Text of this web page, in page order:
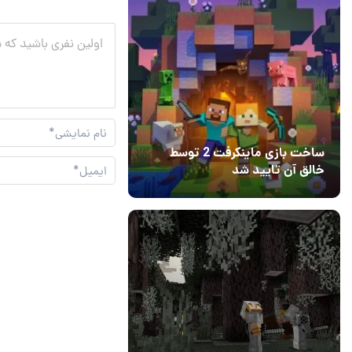
ساخت بازی ماینکرفت 2 توسط
خالق آن تایید شد
۱
04 آبان 1403